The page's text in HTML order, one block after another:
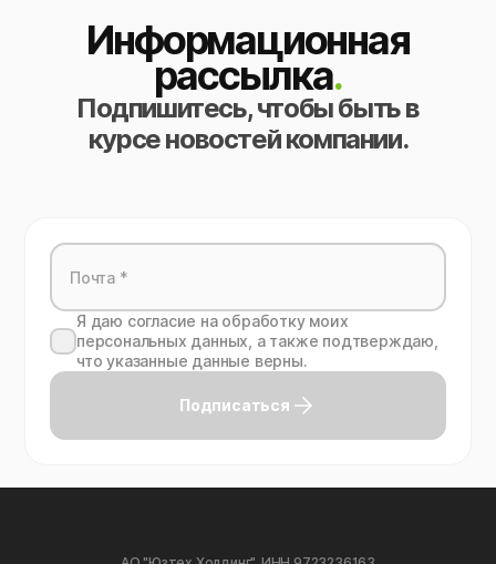
Информационная
рассылка.
Подпишитесь, чтобы быть в
курсе новостей компании.
Я даю согласие на обработку моих
персональных данных, а также подтверждаю,
что указанные данные верны.
Подписаться